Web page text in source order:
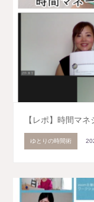
【レポ】時間マ
ゆとりの時間術